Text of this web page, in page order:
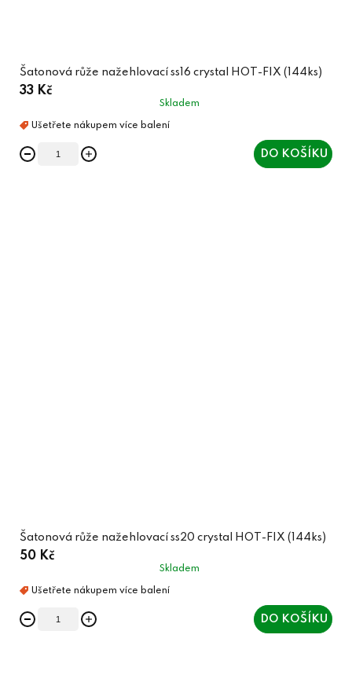
Šatonová růže nažehlovací ss16 crystal HOT-FIX (144ks)
33 Kč
Skladem
DO KOŠÍKU
Šatonová růže nažehlovací ss20 crystal HOT-FIX (144ks)
50 Kč
Skladem
DO KOŠÍKU